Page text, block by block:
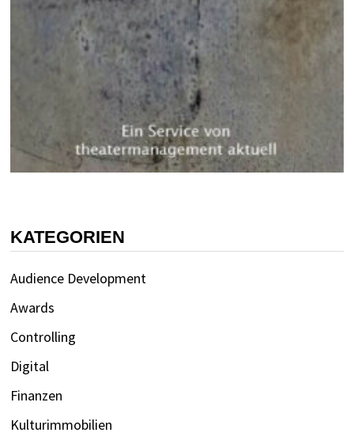
KATEGORIEN
Audience Development
Awards
Controlling
Digital
Finanzen
Kulturimmobilien